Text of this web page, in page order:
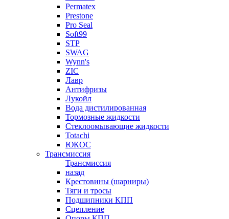
Permatex
Prestone
Pro Seal
Soft99
STP
SWAG
Wynn's
ZIC
Лавр
Антифризы
Лукойл
Вода дистилированная
Тормозные жидкости
Стеклоомывающие жидкости
Totachi
ЮКОС
Трансмиссия
Трансмиссия
назад
Крестовины (шарниры)
Тяги и тросы
Подшипники КПП
Сцепление